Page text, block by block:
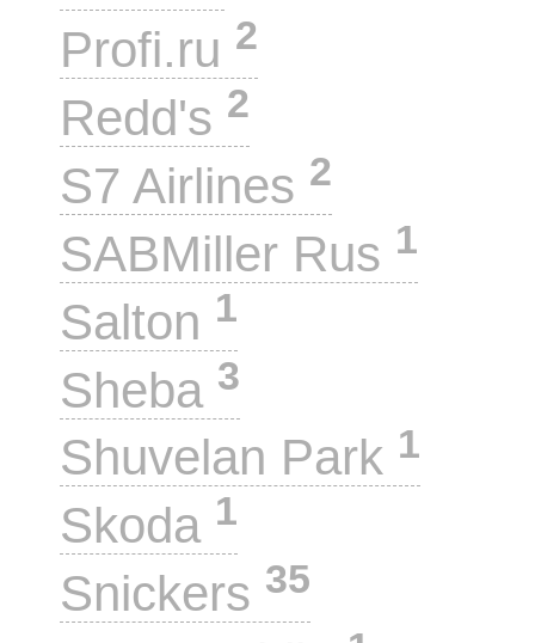
Profi.ru 2
Redd's 2
S7 Airlines 2
SABMiller Rus 1
Salton 1
Sheba 3
Shuvelan Park 1
Skoda 1
Snickers 35